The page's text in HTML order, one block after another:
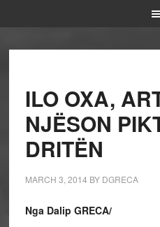
ILO OXA,
NJËSON
DRITËN
MARCH 3, 2014 BY DGRECA
Nga Dalip GRECA/